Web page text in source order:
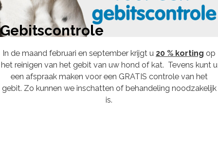
Gebitscontrole
In de maand februari en september krijgt u 20 % korting op
het reinigen van het gebit van uw hond of kat. Tevens kunt u
een afspraak maken voor een GRATIS controle van het
gebit. Zo kunnen we inschatten of behandeling noodzakelijk
is.